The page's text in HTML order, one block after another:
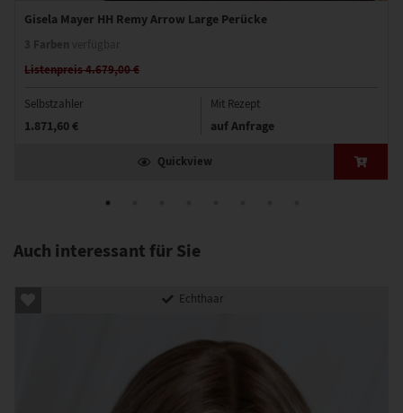
Gisela Mayer HH Remy Arrow Large Perücke
Listenpreis 4.679,00 €
Selbstzahler
1.871,60 €
Mit Rezept
auf Anfrage
Quickview
Auch interessant für Sie
Echthaar